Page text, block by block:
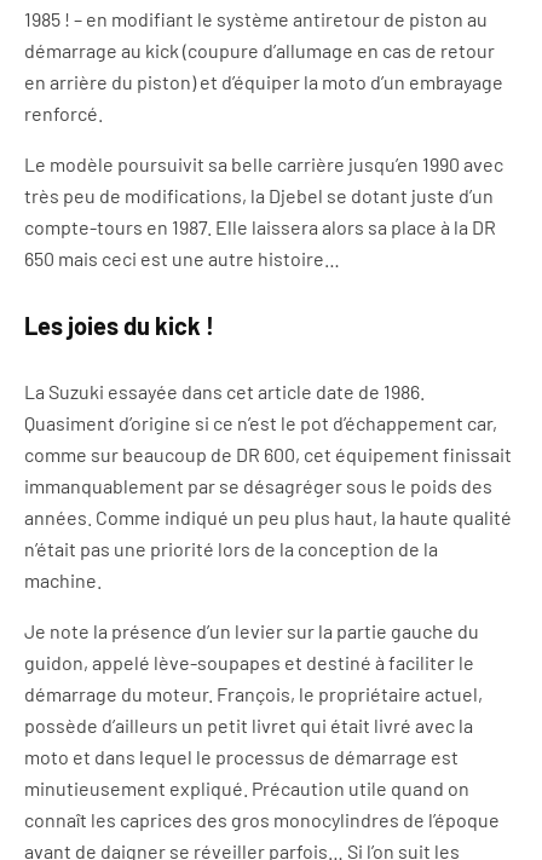
1985 ! – en modifiant le système antiretour de piston au
démarrage au kick (coupure d’allumage en cas de retour
en arrière du piston) et d’équiper la moto d’un embrayage
renforcé.
Le modèle poursuivit sa belle carrière jusqu’en 1990 avec
très peu de modifications, la Djebel se dotant juste d’un
compte-tours en 1987. Elle laissera alors sa place à la DR
650 mais ceci est une autre histoire…
Les joies du kick !
La Suzuki essayée dans cet article date de 1986.
Quasiment d’origine si ce n’est le pot d’échappement car,
comme sur beaucoup de DR 600, cet équipement finissait
immanquablement par se désagréger sous le poids des
années. Comme indiqué un peu plus haut, la haute qualité
n’était pas une priorité lors de la conception de la
machine.
Je note la présence d’un levier sur la partie gauche du
guidon, appelé lève-soupapes et destiné à faciliter le
démarrage du moteur. François, le propriétaire actuel,
possède d’ailleurs un petit livret qui était livré avec la
moto et dans lequel le processus de démarrage est
minutieusement expliqué. Précaution utile quand on
connaît les caprices des gros monocylindres de l’époque
avant de daigner se réveiller parfois… Si l’on suit les